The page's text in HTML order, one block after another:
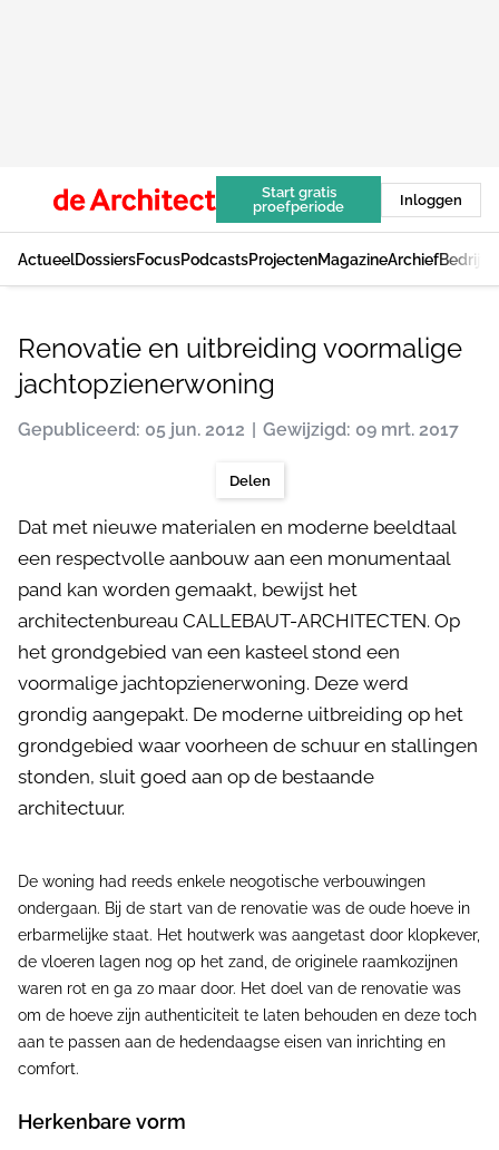
Start gratis
proefperiode
Inloggen
ActueelDossiersFocusPodcastsProjectenMagazineArchief
Renovatie en uitbreiding voormalige
jachtopzienerwoning
Gepubliceerd: 05 jun. 2012 Gewijzigd: 09 mrt. 2017
Delen
Dat met nieuwe materialen en moderne beeldtaal
een respectvolle aanbouw aan een monumentaal
pand kan worden gemaakt, bewijst het
architectenbureau CALLEBAUT-ARCHITECTEN. Op
het grondgebied van een kasteel stond een
voormalige jachtopzienerwoning. Deze werd
grondig aangepakt. De moderne uitbreiding op het
grondgebied waar voorheen de schuur en stallingen
stonden, sluit goed aan op de bestaande
architectuur.
De woning had reeds enkele neogotische verbouwingen
ondergaan. Bij de start van de renovatie was de oude hoeve in
erbarmelijke staat. Het houtwerk was aangetast door klopkever,
de vloeren lagen nog op het zand, de originele raamkozijnen
waren rot en ga zo maar door. Het doel van de renovatie was
om de hoeve zijn authenticiteit te laten behouden en deze toch
aan te passen aan de hedendaagse eisen van inrichting en
comfort.
Herkenbare vorm